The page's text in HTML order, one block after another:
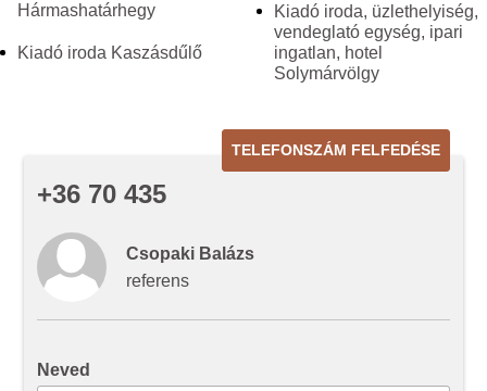
Hármashatárhegy
Kiadó iroda Kaszásdűlő
Kiadó iroda, üzlethelyiség,
vendeglató egység, ipari
ingatlan, hotel
Solymárvölgy
+36 70 435
TELEFONSZÁM FELFEDÉSE
Csopaki Balázs
referens
Neved